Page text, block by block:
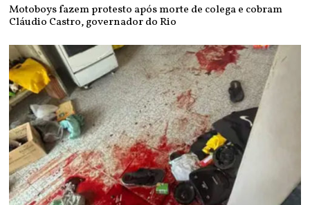
Motoboys fazem protesto após morte de colega e cobram
Cláudio Castro, governador do Rio